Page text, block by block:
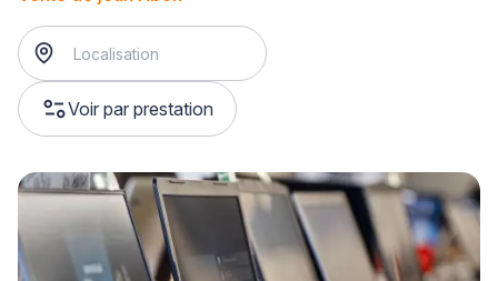
Voir par prestation